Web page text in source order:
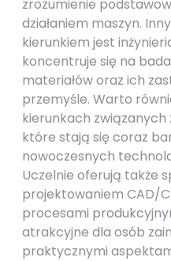
zrozumienie
działaniem maszyn.
kierunkiem jest
koncentruje się na
materiałów oraz ich
przemyśle. Warto
kierunkach
które stają się coraz
nowoczesnych
Uczelnie oferują także
projektowaniem CAD/
procesami
atrakcyjne dla osób
praktycznymi